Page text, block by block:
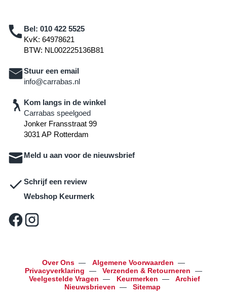
Bel: 010 422 5525
KvK: 64978621
BTW: NL002225136B81
Stuur een email
info@carrabas.nl
Kom langs in de winkel
Carrabas speelgoed
Jonker Fransstraat 99
3031 AP Rotterdam
Meld u aan voor de nieuwsbrief
Schrijf een review
Webshop Keurmerk
Over Ons — Algemene Voorwaarden —
Privacyverklaring
— Verzenden & Retourneren
—
Veelgestelde Vragen — Keurmerken —
Archief
Nieuwsbrieven — Sitemap